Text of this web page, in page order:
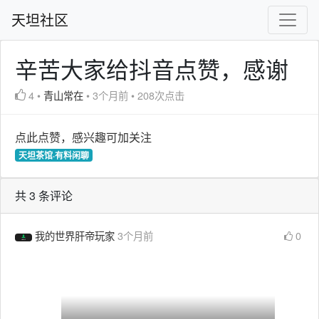
天坦社区
辛苦大家给抖音点赞，感谢
4 •青山常在 •3个月前 •208次点击
点此点赞，感兴趣可加关注
天坦茶馆·有料闲聊
共 3 条评论
我的世界肝帝玩家3个月前 0